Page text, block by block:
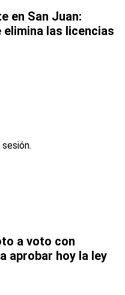
en San Juan:
las licencias
a voto con
aprobar hoy la ley